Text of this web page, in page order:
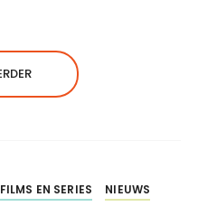
FILMS EN SERIES NIEUWS